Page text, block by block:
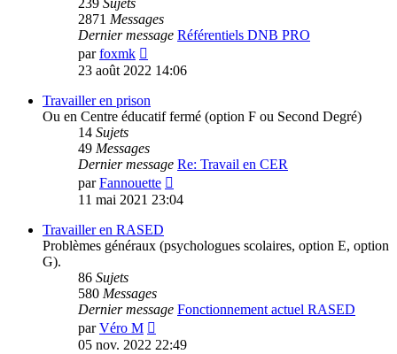
239 Sujets
2871 Messages
Dernier message Référentiels DNB PRO
parfoxmk
le
message
23 août 2022 14:06
Travailler en prison
Ou en Centre éducatif fermé (option F ou Second Degré)
14 Sujets
49 Messages
Dernier message Re: Travail en CER
parFannouette
le
11 mai 2021 23:04
Travailler en RASED
Problèmes généraux (psychologues scolaires, option E, option
G).
86 Sujets
580 Messages
Dernier message Fonctionnement actuel RASED
parVéro M
le
05 nov. 2022 22:49